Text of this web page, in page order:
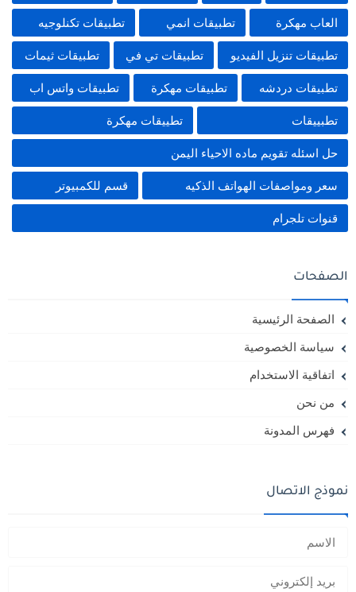
العاب مهكرة تطبيقات انمي تطبيقات تكنلوجيه
تطبيقات تنزيل الفيديو تطبيقات تي في تطبيقات ثيمات
تطبيقات دردشه تطبيقات مهكرة تطبيقات واتس اب
تطبييقات تطييقات مهكرة
حل اسئله تقويم ماده الاحياء اليمن
سعر ومواصفات الهواتف الذكيه قسم للكمبيوتر
قنوات تلجرام
الصفحات
الصفحة الرئيسية
سياسة الخصوصية
اتفاقية الاستخدام
من نحن
فهرس المدونة
نموذج الاتصال